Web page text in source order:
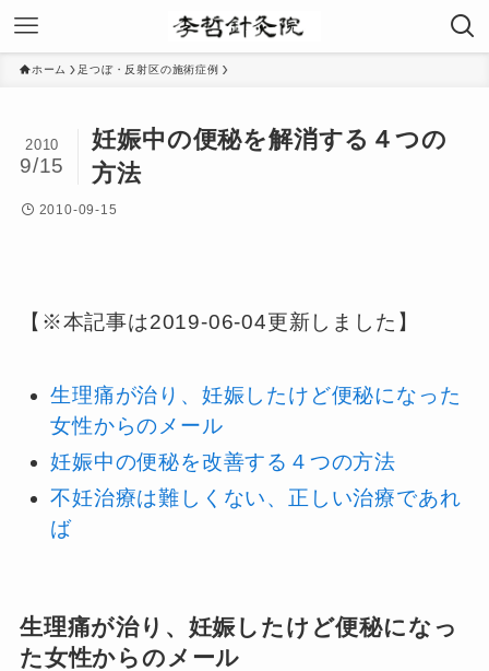
ホーム 足つぼ・反射区の施術症例
妊娠中の便秘を解消する４つの
方法
2010
9/15
2010-09-15
【※本記事は2019-06-04更新しました】
生理痛が治り、妊娠したけど便秘になった
女性からのメール
妊娠中の便秘を改善する４つの方法
不妊治療は難しくない、正しい治療であれ
ば
生理痛が治り、妊娠したけど便秘になっ
た女性からのメール